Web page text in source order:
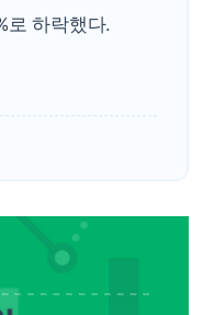
추진…"26일까지 의혹 소명
진에 연준 금리 인상 가능
용 감소에 9월 동결 전망 우
로 하락했다.